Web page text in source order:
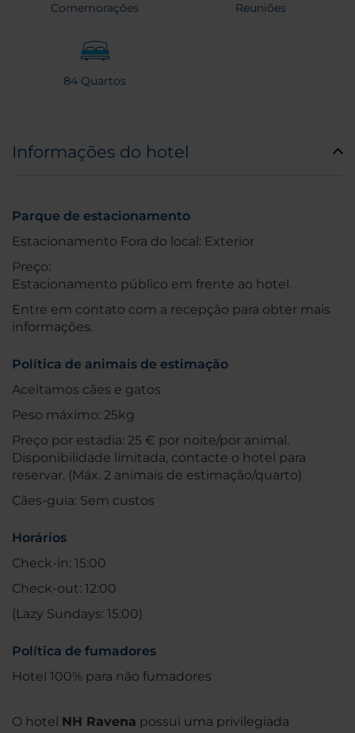
Comemorações Reuniões
84 Quartos
Informações do hotel
Parque de estacionamento
Estacionamento Fora do local: Exterior
Preço:
Estacionamento público em frente ao hotel.
Entre em contato com a recepção para obter mais
informações.
Política de animais de estimação
Aceitamos cães e gatos
Peso máximo: 25kg
Preço por estadia: 25 € por noite/por animal.
Disponibilidade limitada, contacte o hotel para
reservar. (Máx. 2 animais de estimação/quarto)
Cães-guia: Sem custos
Horários
Check-in: 15:00
Check-out: 12:00
(Lazy Sundays: 15:00)
Política de fumadores
Hotel 100% para não fumadores
O hotel NH Ravena possui uma privilegiada